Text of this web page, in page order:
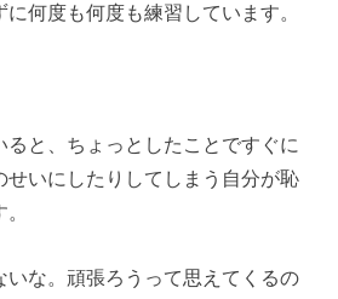
何度も何度も練習しています。
ると、ちょっとしたことですぐに
せいにしたりしてしまう自分が恥
いな。頑張ろうって思えてくるの